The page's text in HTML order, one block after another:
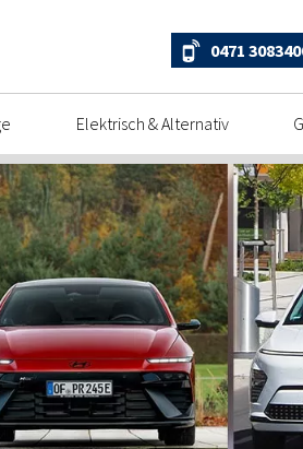
0471
Elektrisch & Alternativ